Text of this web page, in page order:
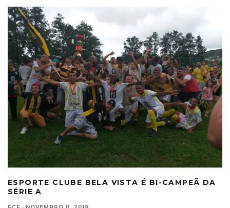
ESPORTE CLUBE BELA VISTA É BI-CAMPEÃ DA
SÉRIE A